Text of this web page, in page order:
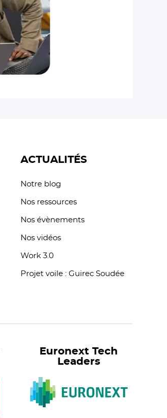
ACTUALITÉS
Notre blog
Nos ressources
Nos évènements
Nos vidéos
Work 3.0
Projet voile : Guirec Soudée
Euronext Tech
Leaders